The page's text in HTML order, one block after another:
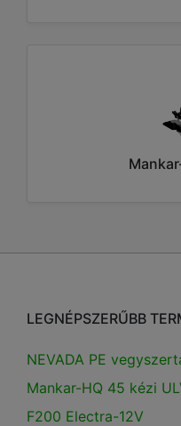
LEGNÉPSZERŰBB
NEVADA PE
Mankar-HQ 45 kézi
F200 Electra-12V